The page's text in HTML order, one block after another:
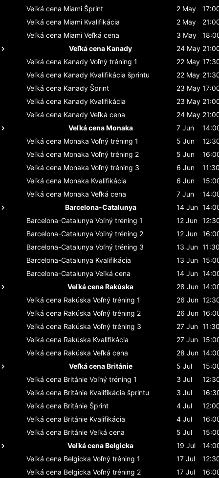
Veľká cena Miami Šprint 2 May
Veľká cena Miami Kvalifikácia 2 May
Veľká cena Miami Veľká cena 3 May
Veľká cena Kanady
24 May
Veľká cena Kanady Voľný tréning 1 22 May
Veľká cena Kanady Kvalifikácia šprintu 22 May
Veľká cena Kanady Šprint 23 May
Veľká cena Kanady Kvalifikácia 23 May
Veľká cena Kanady Veľká cena 24 May
Veľká cena Monaka
7 Jun
Veľká cena Monaka Voľný tréning 1 5 Jun
Veľká cena Monaka Voľný tréning 2 5 Jun
Veľká cena Monaka Voľný tréning 3 6 Jun
11:30
Veľká cena Monaka Kvalifikácia 6 Jun
Veľká cena Monaka Veľká cena 7 Jun
Barcelona-Catalunya
14 Jun
Barcelona-Catalunya Voľný tréning 1 12 Jun
Barcelona-Catalunya Voľný tréning 2 12 Jun
Barcelona-Catalunya Voľný tréning 3 13 Jun 11:30
Barcelona-Catalunya Kvalifikácia 13 Jun
Barcelona-Catalunya Veľká cena 14 Jun
Veľká cena Rakúska
28 Jun
Veľká cena Rakúska Voľný tréning 1 26 Jun
Veľká cena Rakúska Voľný tréning 2 26 Jun
Veľká cena Rakúska Voľný tréning 3 27 Jun 11:30
Veľká cena Rakúska Kvalifikácia 27 Jun
Veľká cena Rakúska Veľká cena 28 Jun
Veľká cena Británie
5 Jul
Veľká cena Británie Voľný tréning 1 3 Jul
Veľká cena Británie Kvalifikácia šprintu 3 Jul
Veľká cena Británie Šprint 4 Jul
Veľká cena Británie Kvalifikácia 4 Jul
Veľká cena Británie Veľká cena 5 Jul
Veľká cena Belgicka
19 Jul
Veľká cena Belgicka Voľný tréning 1 17 Jul
Veľká cena Belgicka Voľný tréning 2 17 Jul